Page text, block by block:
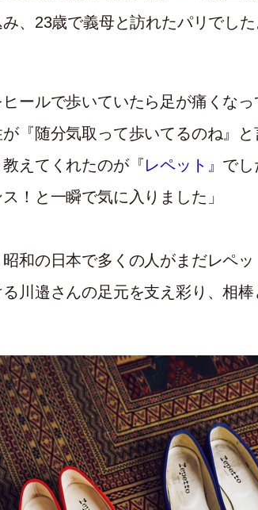
、23歳で義母と訪れたパリでした
ヒールで歩いていたら足が痛くな
『随分気取って歩いてるのね』
えてくれたのが『レペット』 でし
！と一瞬で気に入りました」
和の日本で多くの人がまだレペ
川邉さんの足元を支え彩り、相棒